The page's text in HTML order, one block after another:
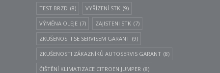
TEST BRZD (8) VYŘÍZENÍ STK (9)
VÝMĚNA OLEJE (7) ZAJISTENI STK (7)
ZKUŠENOSTI SE SERVISEM GARANT (9)
ZKUŠENOSTI ZÁKAZNÍKŮ AUTOSERVIS GARANT (8)
ČIŠTĚNÍ KLIMATIZACE CITROEN JUMPER (8)